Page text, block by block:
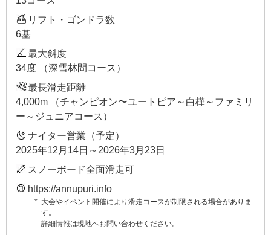
リフト・ゴンドラ数
6基
最大斜度
34度 （深雪林間コース）
最長滑走距離
4,000m （チャンピオン〜ユートピア～白樺～ファミリ
ー～ジュニアコース）
ナイター営業（予定）
2025年12月14日～2026年3月23日
スノーボード全面滑走可
https://annupuri.info
大会やイベント開催により滑走コースが制限される場合がありま
す。
詳細情報は現地へお問い合わせください。